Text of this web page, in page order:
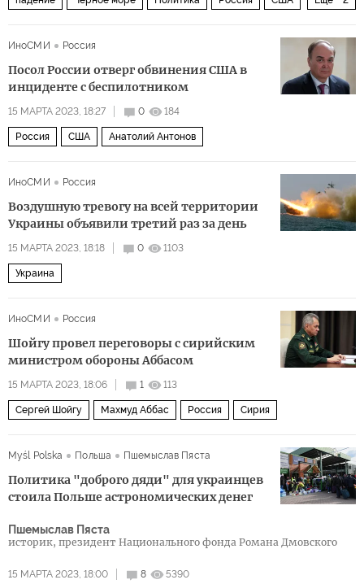
ИноСМИ
Россия
Посол России отверг обвинения США в
инциденте с беспилотником
15 МАРТА 2023, 18:27 0 184
Россия США Анатолий Антонов
ИноСМИ Россия
Воздушную тревогу на всей территории
Украины объявили третий раз за день
15 МАРТА 2023, 18:18 0 1103
Украина
ИноСМИ Россия
Шойгу провел переговоры с сирийским
министром обороны Аббасом
15 МАРТА 2023, 18:06 1 113
Сергей Шойгу Махмуд Аббас Россия Сирия
Myśl Polska Польша Пшемыслав Пяста
Политика "доброго дяди" для украинцев
стоила Польше астрономических денег
Пшемыслав Пяста
историк, президент Национального фонда Романа Дмовского
15 МАРТА 2023, 18:00 8 5390